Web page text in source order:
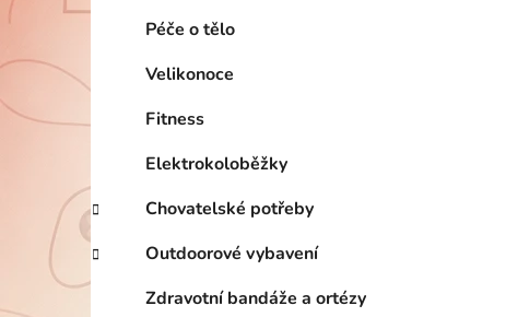
Péče o tělo
Velikonoce
Fitness
Elektrokoloběžky
Chovatelské potřeby
Outdoorové vybavení
Zdravotní bandáže a ortézy